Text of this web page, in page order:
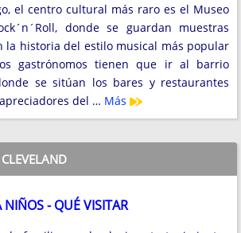
el centro cultural más raro es el Museo
donde se guardan muestras
la historia del estilo musical más popular
gastrónomos tienen que ir al barrio
se sitúan los bares y restaurantes
del … Más
NIÑOS - QUÉ VISITAR